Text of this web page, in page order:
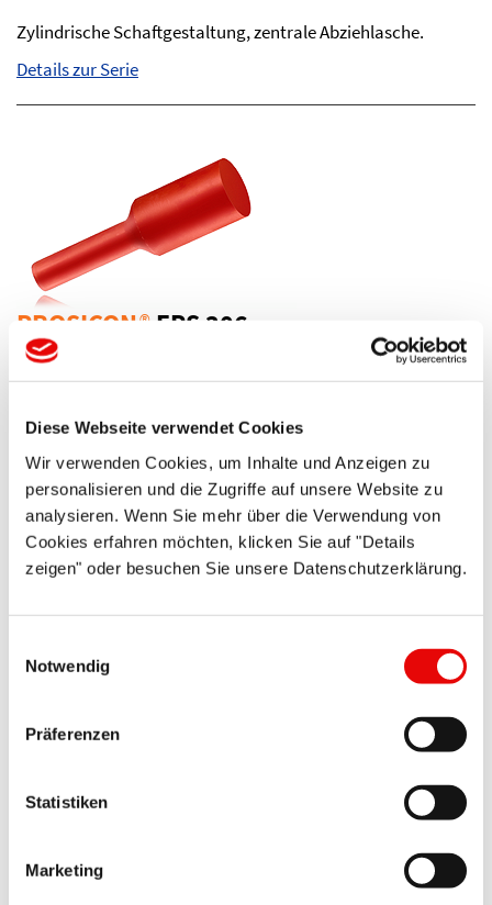
Diese Webseite verwendet Cookies
Wir verwenden Cookies, um Inhalte und Anzeigen zu
personalisieren und die Zugriffe auf unsere Website zu
analysieren. Wenn Sie mehr über die Verwendung von
Cookies erfahren möchten, klicken Sie auf "Details
zeigen" oder besuchen Sie unsere Datenschutzerklärung.
Notwendig
Präferenzen
Statistiken
Marketing
Zylindrische Schaftgestaltung, zentrale Abziehlasche.
Details zur Serie
PROSICON®EPS 306
Hitzebeständige Zugstopfen
Zylindrische Schaftgestaltung, zentrale Abziehlasche.
Details zur Serie
Hitzebeständige Mäuseschwänze
Feine und extrem dehnbare Stopfen für dichte Abdeckung.